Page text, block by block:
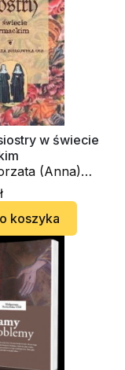
w świecie
(Anna)
OSB
koszyka